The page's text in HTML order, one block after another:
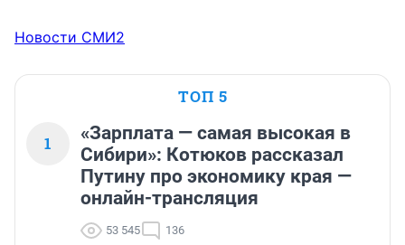
Новости СМИ2
ТОП 5
1
«Зарплата — самая высокая в
Сибири»: Котюков рассказал
Путину про экономику края —
онлайн-трансляция
53 545 136